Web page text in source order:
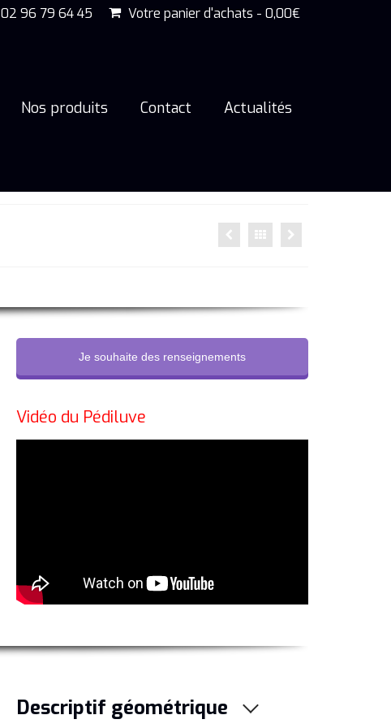
02 96 79 64 45 Votre panier d'achats - 0,00€
Nos produits Contact Actualités
Je souhaite des renseignements
Vidéo du Pédiluve
Descriptif géométrique